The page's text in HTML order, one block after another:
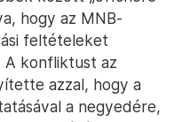
hogy az MNB-
feltételeket
A konfliktust az
azzal, hogy a
a negyedére,